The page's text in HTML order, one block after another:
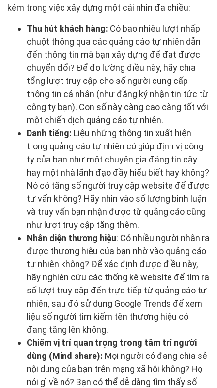
kém trong việc xây dựng một cái nhìn đa chiều:
Thu hút khách hàng: Có bao nhiêu lượt nhấp
chuột thông qua các quảng cáo tự nhiên dẫn
đến thông tin mà bạn xây dựng để đạt được
chuyển đổi? Để đo lường điều này, hãy chia
tổng lượt truy cập cho số người cung cấp
thông tin cá nhân (như đăng ký nhận tin tức từ
công ty bạn). Con số này càng cao càng tốt với
một chiến dịch quảng cáo tự nhiên.
Danh tiếng: Liệu những thông tin xuất hiện
trong quảng cáo tự nhiên có giúp định vị công
ty của bạn như một chuyên gia đáng tin cậy
hay một nhà lãnh đạo đầy hiểu biết hay không?
Nó có tăng số người truy cập website để được
tư vấn không? Hãy nhìn vào số lượng bình luận
và truy vấn bạn nhận được từ quảng cáo cũng
như lượt truy cập tăng thêm.
Nhận diện thương hiệu: Có nhiều người nhận ra
được thương hiệu của bạn nhờ vào quảng cáo
tự nhiên không? Để xác định được điều này,
hãy nghiên cứu các thống kê website để tìm ra
số lượt truy cập đến trực tiếp từ quảng cáo tự
nhiên, sau đó sử dụng Google Trends để xem
liệu số người tìm kiếm tên thương hiệu có
đang tăng lên không.
Chiếm vị trí quan trọng trong tâm trí người
dùng (Mind share): Mọi người có đang chia sẻ
nội dung của bạn trên mạng xã hội không? Họ
nói gì về nó? Bạn có thể dễ dàng tìm thấy số